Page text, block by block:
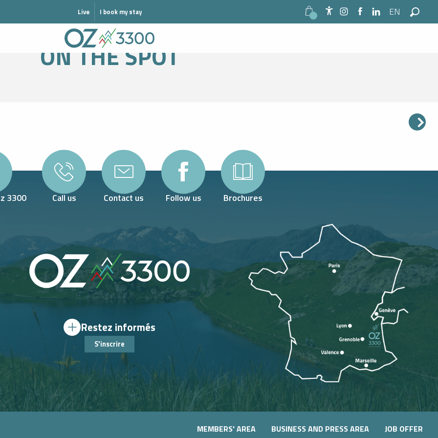
Accessibilité
HIVER Live I book my stay EN
Search
WELCOME ON THE SPOT
ON THE SPOT
3300 Call us Contact us Follow us Brochures
Restez informés
S'inscrire
MEMBERS' AREA BUSINESS AND PRESS AREA JOB OFFER